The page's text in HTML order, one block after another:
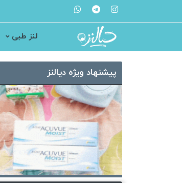
لنز طبی
پیشنهاد ویژه دیالنز